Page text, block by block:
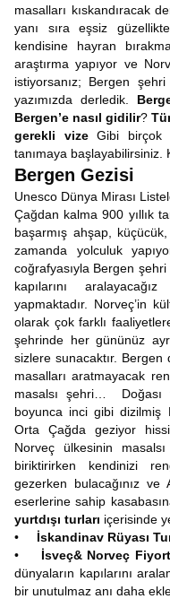
masalları kıskandıracak
yanı sıra eşsiz
kendisine hayran
araştırma yapıyor ve
istiyorsanız; Bergen
yazımızda derledik.
Bergen’e nasıl gidilir?
gerekli vizeGibi birçok
tanımaya başlayabilirsiniz.
Bergen Gezisi
Unesco Dünya Mirası
Çağdan kalma 900 yıllık
başarmış ahşap,
zamanda yolculuk
coğrafyasıyla Bergen
kapılarını
yapmaktadır. Norveç’in
olarak çok farklı
şehrinde her gününüz
sizlere sunacaktır. Bergen
masalları aratmayacak
masalsı şehri… Doğası
boyunca inci gibi dizilmiş
Orta Çağda geziyor
Norveç ülkesinin
biriktirirken kendinizi
gezerken bulacağınız ve
eserlerine sahip
yurtdışı turları içerisinde
• İskandinav Rüyası
• İsveç& Norveç
dünyaların kapılarını
bir unutulmaz anı daha